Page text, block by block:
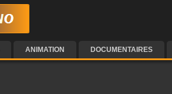
ANIMATION DOCUMENTAIRES